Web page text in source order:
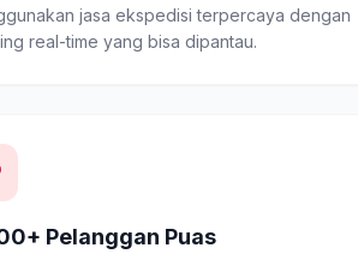
jasa ekspedisi terpercaya dengan
real-time yang bisa dipantau.
Pelanggan Puas